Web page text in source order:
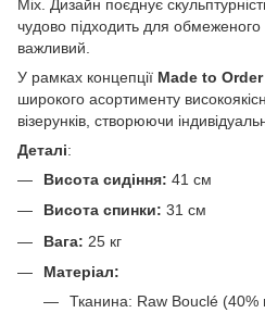
Mix. Дизайн поєднує
чудово підходить для
важливий.
У рамках концепції Made to Order
широкого асортименту
візерунків, створюючи
Деталі:
Висота сидіння: 41 см
Висота спинки: 31 см
Вага: 25 кг
Матеріал:
Тканина: Raw Bouclé (40%